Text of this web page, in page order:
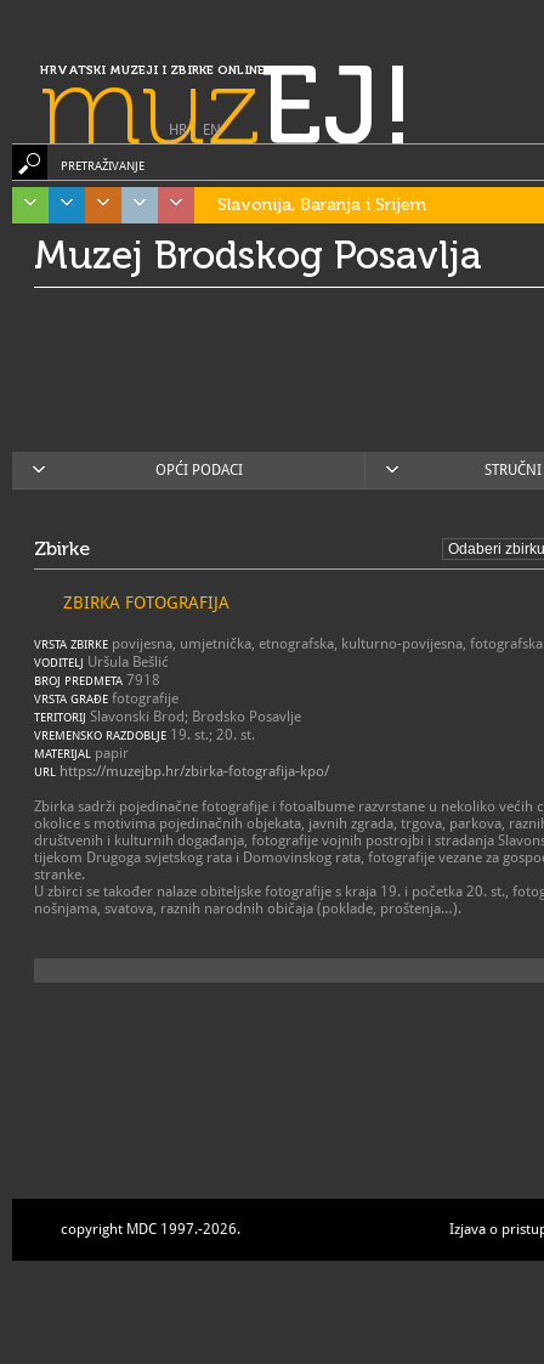
HRVATSKI MUZEJI I ZBIRKE ONLINE
muzEJ!
HR| EN
PRETRAŽIVANJE
Slavonija, Baranja i Srijem
Muzej Brodskog Posavlja
OPĆI PODACI
Zbirke
ZBIRKA FOTOGRAFIJA
VRSTA ZBIRKE povijesna, umjetnička, etnografska, kulturno-povijesna, fotografska
VODITELJ Uršula Bešlić
BROJ PREDMETA 7918
VRSTA GRAĐE fotografije
TERITORIJ Slavonski Brod; Brodsko Posavlje
VREMENSKO RAZDOBLJE 19. st.; 20. st.
MATERIJAL papir
URL https://muzejbp.hr/zbirka-fotografija-kpo/
Zbirka sadrži pojedinačne fotografije i fotoalbume razvrstane u nekoliko većih
okolice s motivima pojedinačnih objekata, javnih zgrada, trgova, parkova,
društvenih i kulturnih događanja, fotografije vojnih postrojbi i stradanja
tijekom Drugoga svjetskog rata i Domovinskog rata, fotografije vezane za
stranke.
U zbirci se također nalaze obiteljske fotografije s kraja 19. i početka 20. st.,
nošnjama, svatova, raznih narodnih običaja (poklade, proštenja…).
copyright MDC 1997.-2026. Izjava o